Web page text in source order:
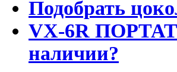
Подобрать
VX-6R
наличии?